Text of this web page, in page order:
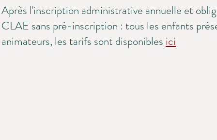
Après l'inscription administrative annuelle et
CLAE sans pré-inscription : tous les enfants
animateurs, les tarifs sont disponibles ici